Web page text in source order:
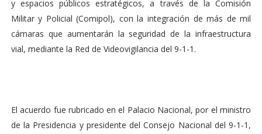
y espacios públicos estratégicos, a través de la Comisión
Militar y Policial (Comipol), con la integración de más de mil
cámaras que aumentarán la seguridad de la infraestructura
vial, mediante la Red de Videovigilancia del 9-1-1.
El acuerdo fue rubricado en el Palacio Nacional, por el ministro
de la Presidencia y presidente del Consejo Nacional del 9-1-1,